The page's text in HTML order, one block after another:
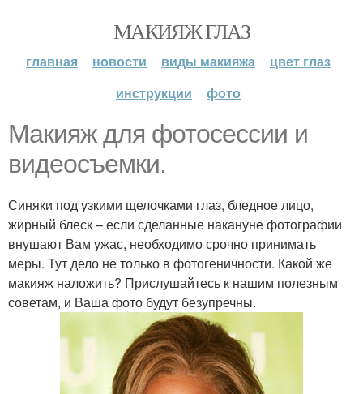
МАКИЯЖ ГЛАЗ
главная новости виды макияжа
цвет глаз
инструкции
фото
Макияж для фотосессии и
видеосъемки.
Синяки под узкими щелочками глаз, бледное лицо,
жирный блеск – если сделанные накануне фотографии
внушают Вам ужас, необходимо срочно принимать
меры. Тут дело не только в фотогеничности. Какой же
макияж наложить? Прислушайтесь к нашим полезным
советам, и Ваша фото будут безупречны.